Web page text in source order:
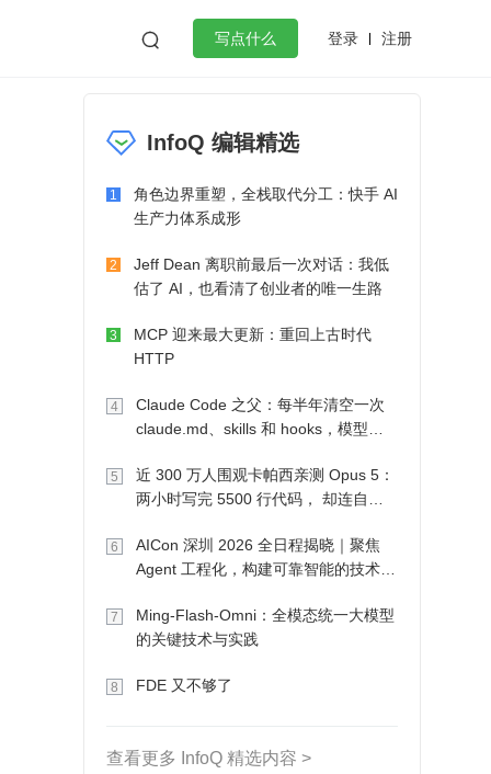
 写点什么 登录 注册
微服务架构 flutter
InfoQ 编辑精选
1
角色边界重塑，全栈取代分工：快手 AI
生产力体系成形
2
Jeff Dean 离职前最后一次对话：我低
估了 AI，也看清了创业者的唯一生路
3
MCP 迎来最大更新：重回上古时代
HTTP
4
Claude Code 之父：每半年清空一次
claude.md、skills 和 hooks，模型自
5
近 300 万人围观卡帕西亲测 Opus 5：
两小时写完 5500 行代码， 却连自己
6
AICon 深圳 2026 全日程揭晓｜聚焦
Agent 工程化，构建可靠智能的技术路
7
Ming-Flash-Omni：全模态统一大模型
的关键技术与实践
8 FDE 又不够了
查看更多 InfoQ 精选内容 >